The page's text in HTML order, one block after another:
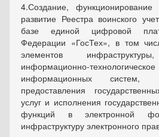
4.Создание,
развитие Реестра воинского
базе единой цифровой
Федерации «ГосТех», в том
элементов
информационно-
информационных систем,
предоставления
услуг и исполнения
функций в электронной
инфраструктуру электронного